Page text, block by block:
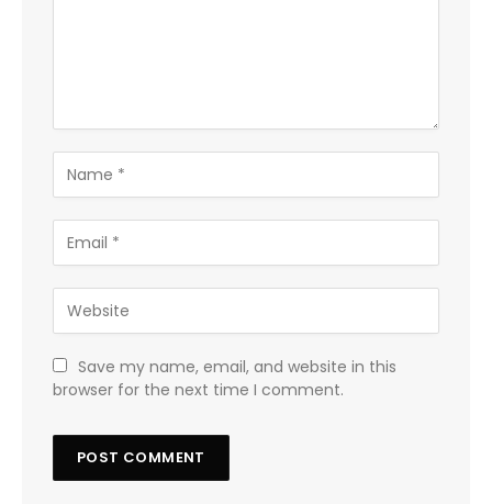
Save my name, email, and website in this
browser for the next time I comment.